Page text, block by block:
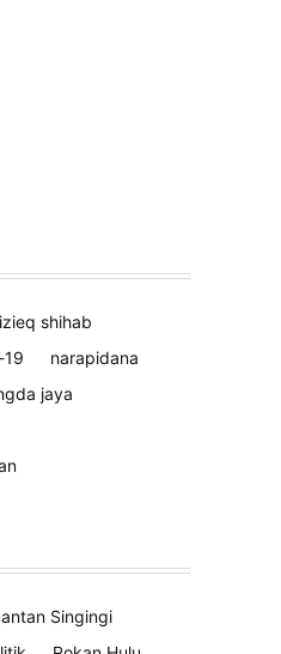
shihab
narapidana
jaya
Singingi